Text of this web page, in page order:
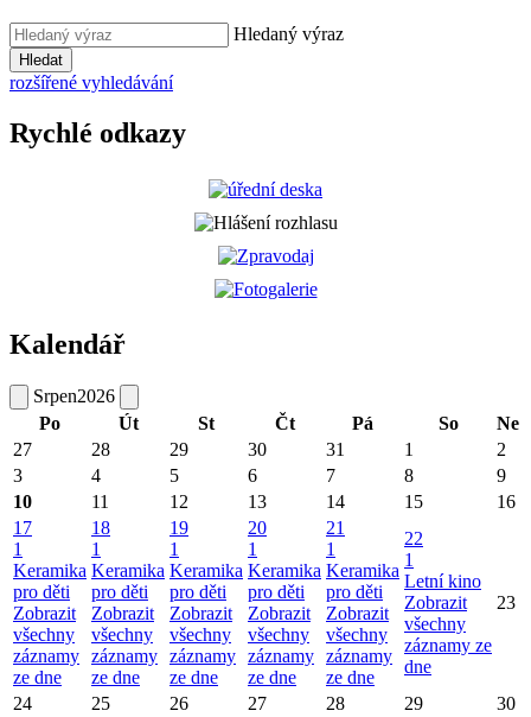
Hledaný výraz
Hledat
rozšířené vyhledávání
Rychlé odkazy
Kalendář
Srpen2026
Po
Út St Čt Pá So
Ne
27
28 29 30 31 1
2
3
4 5 6 7 8
9
10
11 12 13 14 15
16
17
1
Keramika
pro děti
Zobrazit
všechny
záznamy
ze dne
18
1
Keramika
pro děti
Zobrazit
všechny
záznamy
ze dne
19
1
Keramika
pro děti
Zobrazit
všechny
záznamy
ze dne
20
1
Keramika
pro děti
Zobrazit
všechny
záznamy
ze dne
21
1
Keramika
pro děti
Zobrazit
všechny
záznamy
ze dne
22
1
Letní kino
Zobrazit
všechny
záznamy ze
dne
23
24 25 26 27 28 29 30